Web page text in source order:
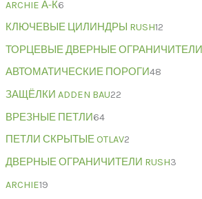
ARCHIE А-К6
КЛЮЧЕВЫЕ ЦИЛИНДРЫ RUSH12
ТОРЦЕВЫЕ ДВЕРНЫЕ ОГРАНИЧИТЕЛИ
АВТОМАТИЧЕСКИЕ ПОРОГИ48
ЗАЩЁЛКИ ADDEN BAU22
ВРЕЗНЫЕ ПЕТЛИ64
ПЕТЛИ СКРЫТЫЕ OTLAV2
ДВЕРНЫЕ ОГРАНИЧИТЕЛИ RUSH3
ARCHIE19